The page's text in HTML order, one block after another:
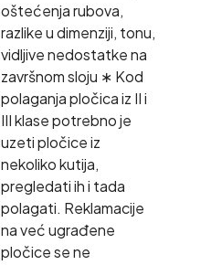
oštećenja rubova,
razlike u dimenziji, tonu,
vidljive nedostatke na
završnom sloju ∗ Kod
polaganja pločica iz II i
III klase potrebno je
uzeti pločice iz
nekoliko kutija,
pregledati ih i tada
polagati. Reklamacije
na već ugrađene
pločice se ne